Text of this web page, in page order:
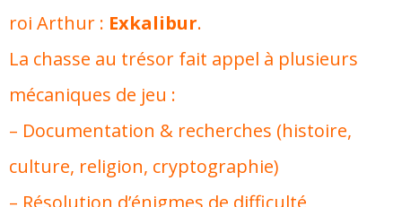
roi Arthur : Exkalibur.
La chasse au trésor fait appel à plusieurs
mécaniques de jeu :
– Documentation & recherches (histoire,
culture, religion, cryptographie)
– Résolution d’énigmes de difficulté